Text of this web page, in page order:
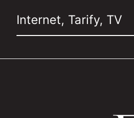
Internet, Tarify, TV